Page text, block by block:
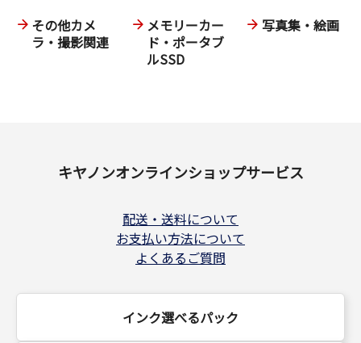
その他カメ
ラ・撮影関連
メモリーカー
ド・ポータブ
ルSSD
写真集・絵画
キヤノンオンラインショップサービス
配送・送料について
お支払い方法について
よくあるご質問
インク選べるパック